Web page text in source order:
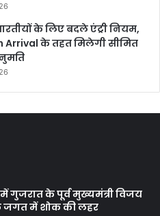
के लिए बदले एंट्री नियम,
Arrival के तहत मिलेगी सीमित
गुजरात के पूर्व मुख्यमंत्री विजय
जगत में शोक की लहर